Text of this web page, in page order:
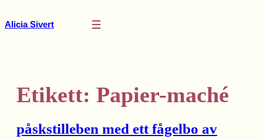
till
Alicia Sivert
Etikett: Papier-maché
påskstilleben med ett fågelbo av